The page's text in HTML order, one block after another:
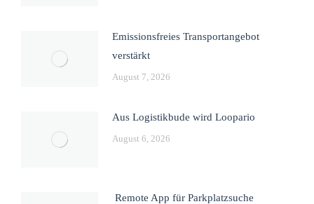
Emissionsfreies Transportangebot
verstärkt
August 7, 2026
Aus Logistikbude wird Loopario
August 6, 2026
Remote App für Parkplatzsuche